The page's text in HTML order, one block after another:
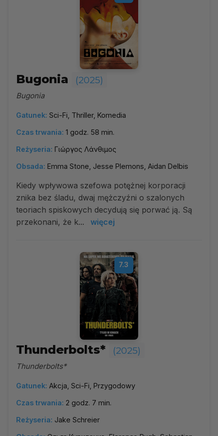
Bugonia (2025)
Bugonia
Gatunek: Sci-Fi, Thriller, Komedia
Czas trwania: 1 godz. 58 min.
Reżyseria: Γιώργος Λάνθιμος
Obsada: Emma Stone, Jesse Plemons, Aidan Delbis
Kiedy wpływowa szefowa potężnej korporacji
znika bez śladu, dwaj mężczyźni o szalonych
teoriach spiskowych decydują się porwać ją. Są
przekonani, że k...
więcej
7.3
Thunderbolts* (2025)
Thunderbolts*
Gatunek: Akcja, Sci-Fi, Przygodowy
Czas trwania: 2 godz. 7 min.
Reżyseria: Jake Schreier